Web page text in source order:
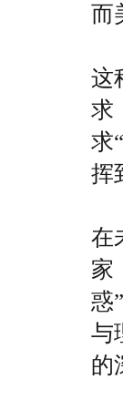
而
这
求
求
挥
在
家
惑
与
的